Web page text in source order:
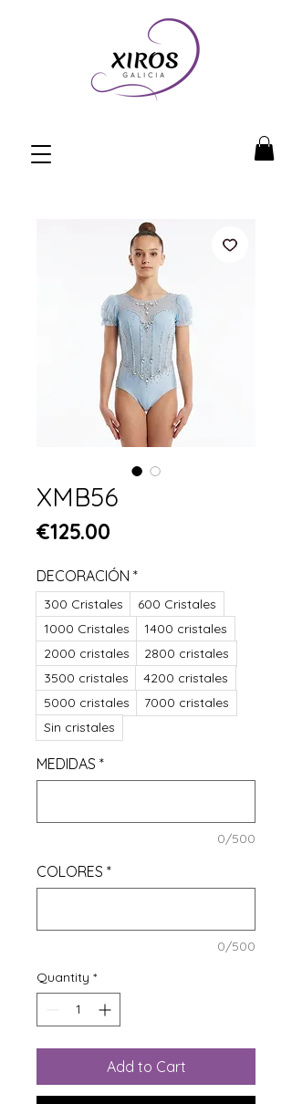
XMB56
€125.00
DECORACIÓN *
300 Cristales
600 Cristales
1000 Cristales
1400 cristales
2000 cristales
2800 cristales
3500 cristales
4200 cristales
5000 cristales
7000 cristales
Sin cristales
MEDIDAS *
0/500
COLORES *
0/500
Quantity *
Add to Cart